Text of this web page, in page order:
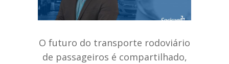
O futuro do transporte rodoviário
de passageiros é compartilhado,